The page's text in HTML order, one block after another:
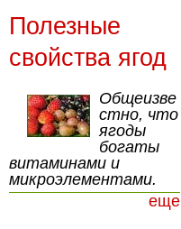
Полезные
свойства ягод
Общеизве
стно, что
ягоды
богаты
витаминами и
микроэлементами.
еще